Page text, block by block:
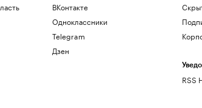
ВКонтакте
Одноклассники
Telegram
Дзен
RSS